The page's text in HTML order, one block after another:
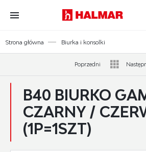
Przejdź do treści.
Przejdź do menu.
Przejdź do wyszukiwarki.
Strona główna Biurka i konsolki
Poprzedni
B40 BIURKO
CZARNY /
(1P=1SZT)